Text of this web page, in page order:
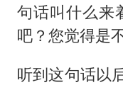
句话叫什么来
吧？您觉得是
听到这句话以